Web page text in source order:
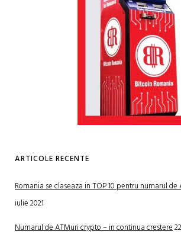
ARTICOLE RECENTE
Romania se claseaza in TOP 10 pentru numarul
iulie 2021
Numarul de ATMuri crypto – in continua crestere